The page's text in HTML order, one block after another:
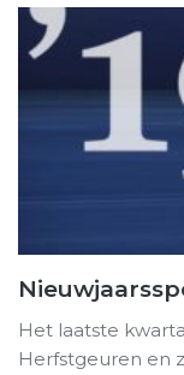
Het laatste
Herfstgeuren en